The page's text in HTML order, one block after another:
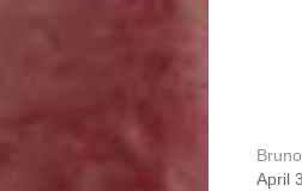
Bruno
April